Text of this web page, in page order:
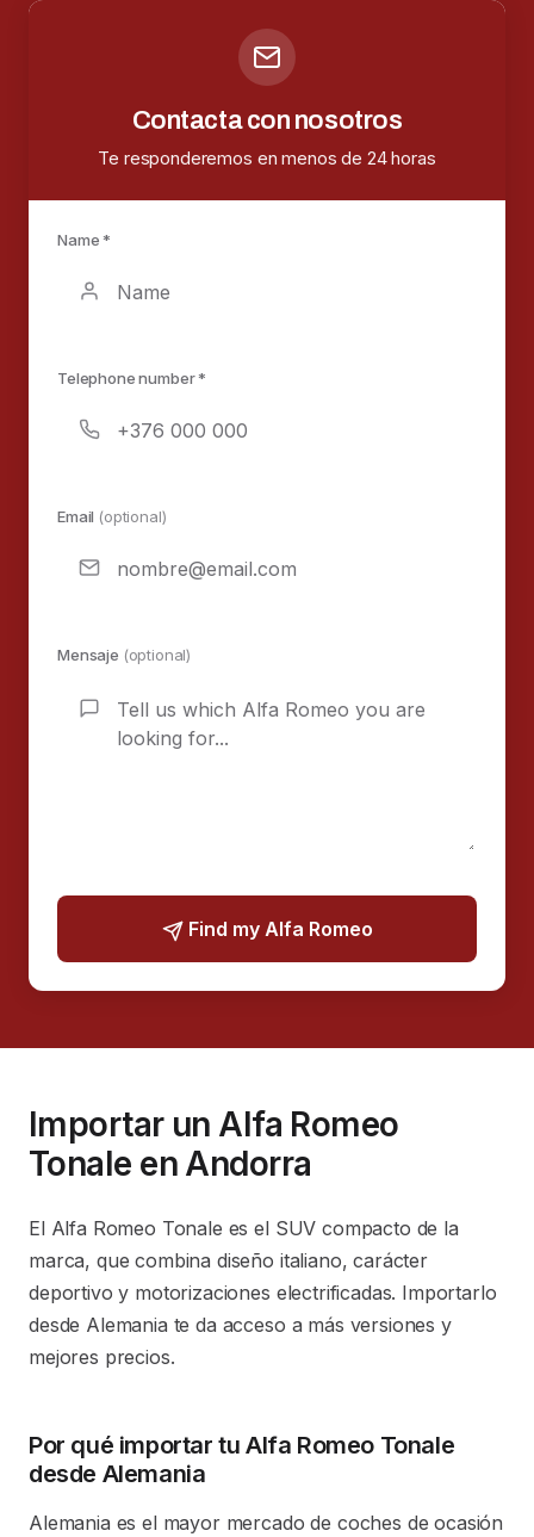
Contacta con nosotros
Te responderemos en menos de 24 horas
Name *
Telephone number *
Email (optional)
Mensaje (optional)
Find my Alfa Romeo
Importar un Alfa Romeo
Tonale en Andorra
El Alfa Romeo Tonale es el SUV compacto de la
marca, que combina diseño italiano, carácter
deportivo y motorizaciones electrificadas. Importarlo
desde Alemania te da acceso a más versiones y
mejores precios.
Por qué importar tu Alfa Romeo Tonale
desde Alemania
Alemania es el mayor mercado de coches de ocasión